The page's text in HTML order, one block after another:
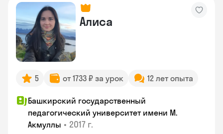
Алиса
5 от 1733 ₽ за урок 12 лет опыта
Башкирский государственный
педагогический университет имени М.
Акмуллы • 2017 г.